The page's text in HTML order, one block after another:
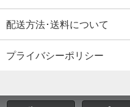
配送方法･送料について
プライバシーポリシー